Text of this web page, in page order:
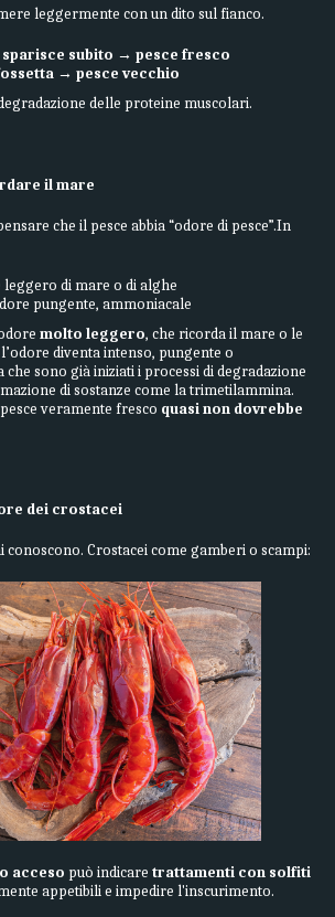
leggermente con un dito sul fianco.
sparisce subito → pesce fresco
→ pesce vecchio
delle proteine muscolari.
il mare
che il pesce abbia “odore di pesce”.In
leggero di mare o di alghe
pungente, ammoniacale
molto leggero, che ricorda il mare o le
diventa intenso, pungente o
sono già iniziati i processi di degradazione
di sostanze come la trimetilammina.
veramente fresco quasi non dovrebbe
dei crostacei
Crostacei come gamberi o scampi:
acceso può indicare trattamenti con solfiti
appetibili e impedire l'inscurimento.